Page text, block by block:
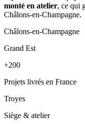
monté en atelier, ce qui
Châlons-en-Champagne.
Châlons-en-Champagne
Grand Est
+200
Projets livrés en France
Troyes
Siège & atelier